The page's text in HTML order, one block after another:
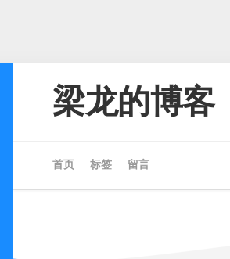
梁龙的博客
首页 标签 留言